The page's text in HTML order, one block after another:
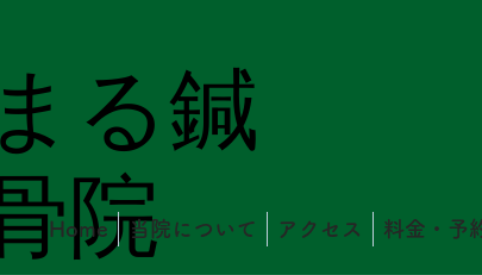
る鍼
院
Home 当院について アクセス 料金・予